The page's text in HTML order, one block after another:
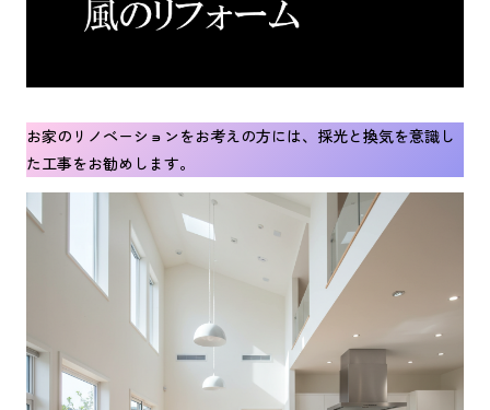
お家のリノベーションをお考えの方には、採光と換気を意識し
た工事をお勧めします。